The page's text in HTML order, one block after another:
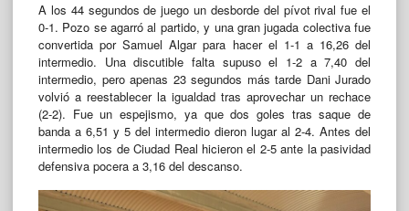
A los 44 segundos de juego un desborde del pívot rival fue el
0-1. Pozo se agarró al partido, y una gran jugada colectiva fue
convertida por Samuel Algar para hacer el 1-1 a 16,26 del
intermedio. Una discutible falta supuso el 1-2 a 7,40 del
intermedio, pero apenas 23 segundos más tarde Dani Jurado
volvió a reestablecer la igualdad tras aprovechar un rechace
(2-2). Fue un espejismo, ya que dos goles tras saque de
banda a 6,51 y 5 del intermedio dieron lugar al 2-4. Antes del
intermedio los de Ciudad Real hicieron el 2-5 ante la pasividad
defensiva pocera a 3,16 del descanso.